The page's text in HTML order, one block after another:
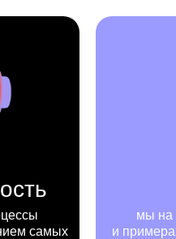
самых
мы на
и